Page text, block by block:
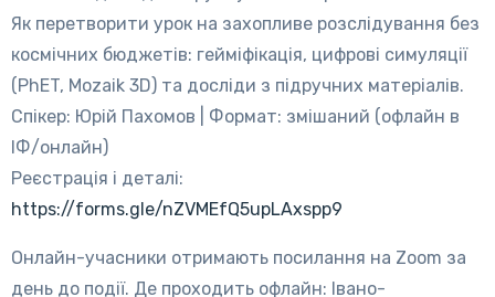
Як перетворити урок на захопливе розслідування без
космічних бюджетів: гейміфікація, цифрові симуляції
(PhET, Mozaik 3D) та досліди з підручних матеріалів.
Спікер: Юрій Пахомов | Формат: змішаний (офлайн в
ІФ/онлайн)
Реєстрація і деталі:
https://forms.gle/nZVMEfQ5upLAxspp9
Онлайн-учасники отримають посилання на Zoom за
день до події. Де проходить офлайн: Івано-